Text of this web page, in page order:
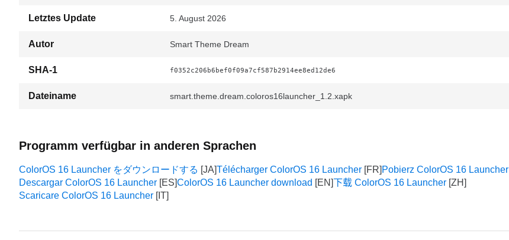
Letztes Update 5. August 2026
Autor Smart Theme Dream
SHA-1 f0352c206b6bef0f09a7cf587b2914ee8ed12de6
Dateiname smart.theme.dream.coloros16launcher_1.2.xapk
Programm verfügbar in anderen Sprachen
ColorOS 16 Launcher をダウンロードする Télécharger ColorOS 16 Launcher
Pobierz ColorOS 16 Launcher
Descargar ColorOS 16 Launcher
ColorOS 16 Launcher download
下载 ColorOS 16 Launcher
Scaricare ColorOS 16 Launcher